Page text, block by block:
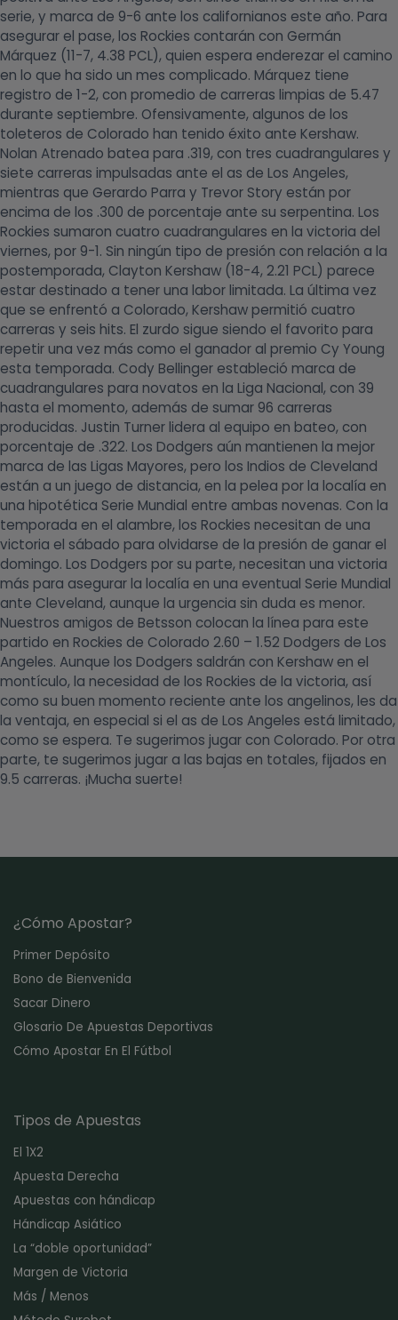
serie, y marca de 9-6 ante los californianos este año. Para
asegurar el pase, los Rockies contarán con Germán
Márquez (11-7, 4.38 PCL), quien espera enderezar el camino
en lo que ha sido un mes complicado. Márquez tiene
registro de 1-2, con promedio de carreras limpias de 5.47
durante septiembre. Ofensivamente, algunos de los
toleteros de Colorado han tenido éxito ante Kershaw.
Nolan Atrenado batea para .319, con tres cuadrangulares y
siete carreras impulsadas ante el as de Los Angeles,
mientras que Gerardo Parra y Trevor Story están por
encima de los .300 de porcentaje ante su serpentina. Los
Rockies sumaron cuatro cuadrangulares en la victoria del
viernes, por 9-1. Sin ningún tipo de presión con relación a la
postemporada, Clayton Kershaw (18-4, 2.21 PCL) parece
estar destinado a tener una labor limitada. La última vez
que se enfrentó a Colorado, Kershaw permitió cuatro
carreras y seis hits. El zurdo sigue siendo el favorito para
repetir una vez más como el ganador al premio Cy Young
esta temporada. Cody Bellinger estableció marca de
cuadrangulares para novatos en la Liga Nacional, con 39
hasta el momento, además de sumar 96 carreras
producidas. Justin Turner lidera al equipo en bateo, con
porcentaje de .322. Los Dodgers aún mantienen la mejor
marca de las Ligas Mayores, pero los Indios de Cleveland
están a un juego de distancia, en la pelea por la localía en
una hipotética Serie Mundial entre ambas novenas. Con la
temporada en el alambre, los Rockies necesitan de una
victoria el sábado para olvidarse de la presión de ganar el
domingo. Los Dodgers por su parte, necesitan una victoria
más para asegurar la localía en una eventual Serie Mundial
ante Cleveland, aunque la urgencia sin duda es menor.
Nuestros amigos de Betsson colocan la línea para este
partido en Rockies de Colorado 2.60 – 1.52 Dodgers de Los
Angeles. Aunque los Dodgers saldrán con Kershaw en el
montículo, la necesidad de los Rockies de la victoria, así
como su buen momento reciente ante los angelinos, les da
la ventaja, en especial si el as de Los Angeles está limitado,
como se espera. Te sugerimos jugar con Colorado. Por otra
parte, te sugerimos jugar a las bajas en totales, fijados en
9.5 carreras. ¡Mucha suerte!
¿Cómo Apostar?
Primer Depósito
Bono de Bienvenida
Sacar Dinero
Glosario De Apuestas Deportivas
Cómo Apostar En El Fútbol
Tipos de Apuestas
El 1X2
Apuesta Derecha
Apuestas con hándicap
Hándicap Asiático
La “doble oportunidad”
Margen de Victoria
Más / Menos